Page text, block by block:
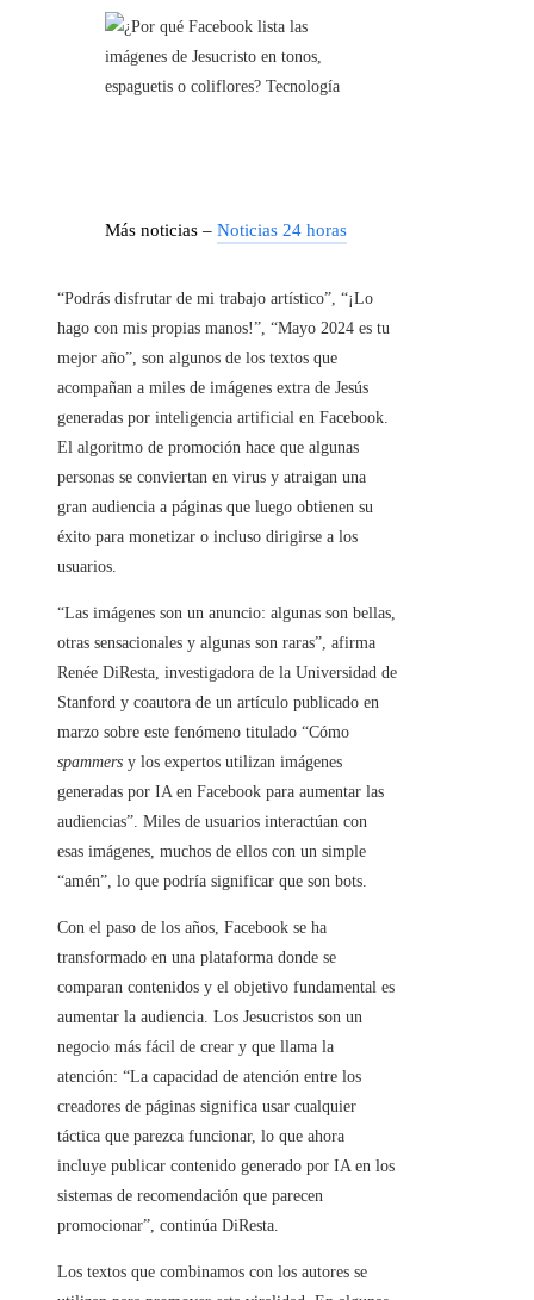
Más noticias – Noticias 24 horas
“Podrás disfrutar de mi trabajo artístico”, “¡Lo
hago con mis propias manos!”, “Mayo 2024 es tu
mejor año”, son algunos de los textos que
acompañan a miles de imágenes extra de Jesús
generadas por inteligencia artificial en Facebook.
El algoritmo de promoción hace que algunas
personas se conviertan en virus y atraigan una
gran audiencia a páginas que luego obtienen su
éxito para monetizar o incluso dirigirse a los
usuarios.
“Las imágenes son un anuncio: algunas son bellas,
otras sensacionales y algunas son raras”, afirma
Renée DiResta, investigadora de la Universidad de
Stanford y coautora de un artículo publicado en
marzo sobre este fenómeno titulado “Cómo
spammers y los expertos utilizan imágenes
generadas por IA en Facebook para aumentar las
audiencias”. Miles de usuarios interactúan con
esas imágenes, muchos de ellos con un simple
“amén”, lo que podría significar que son bots.
Con el paso de los años, Facebook se ha
transformado en una plataforma donde se
comparan contenidos y el objetivo fundamental es
aumentar la audiencia. Los Jesucristos son un
negocio más fácil de crear y que llama la
atención: “La capacidad de atención entre los
creadores de páginas significa usar cualquier
táctica que parezca funcionar, lo que ahora
incluye publicar contenido generado por IA en los
sistemas de recomendación que parecen
promocionar”, continúa DiResta.
Los textos que combinamos con los autores se